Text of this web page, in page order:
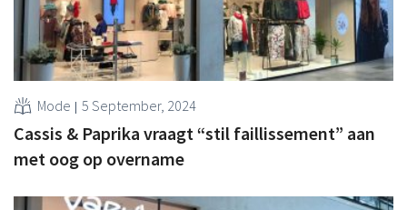
Mode 5 September, 2024
Cassis & Paprika vraagt “stil faillissement” aan
met oog op overname